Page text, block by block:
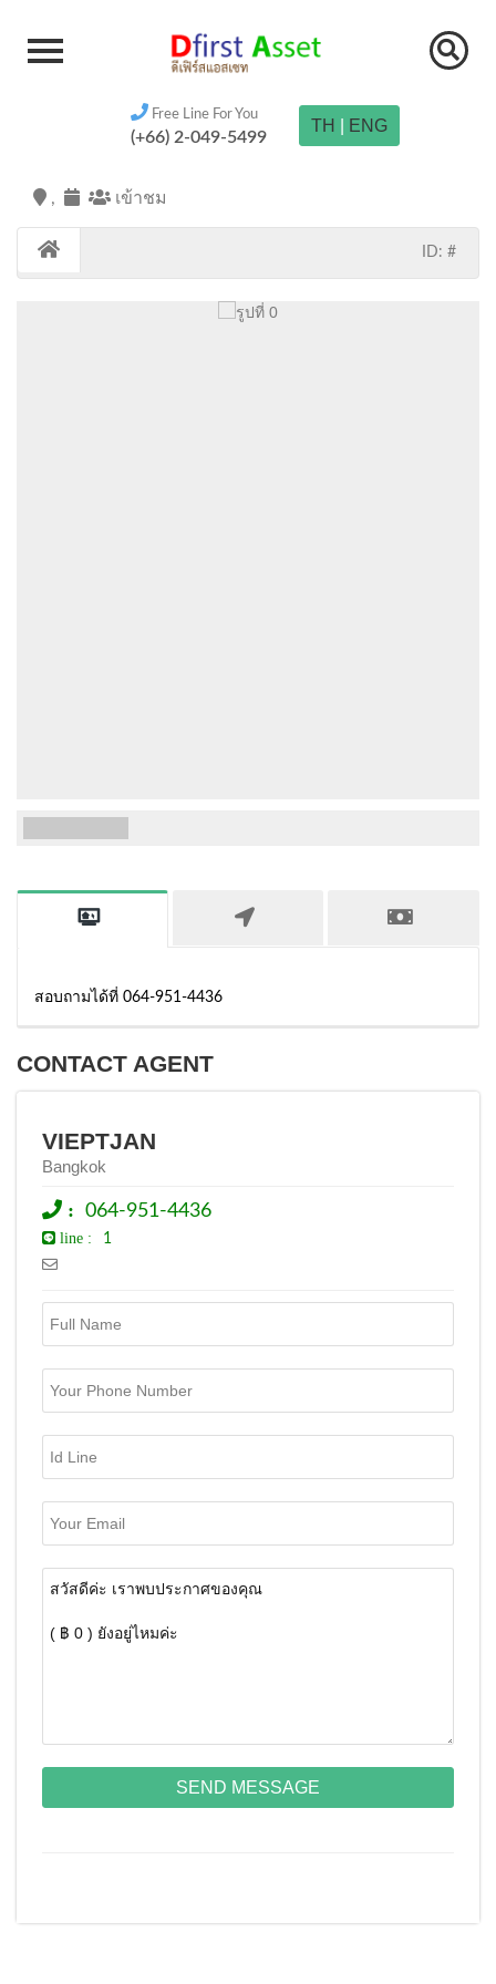
Free Line For You
(+66) 2-049-5499
TH ENG
, เข้าชม
ID: #
สอบถามได้ที่ 064-951-4436
CONTACT AGENT
VIEPTJAN
Bangkok
: 064-951-4436
line : 1
SEND MESSAGE